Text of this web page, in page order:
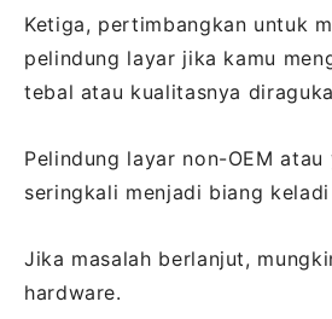
Ketiga, pertimbangkan untuk
pelindung layar jika kamu
tebal atau kualitasnya
Pelindung layar non-OEM
seringkali menjadi biang
Jika masalah berlanjut,
hardware.